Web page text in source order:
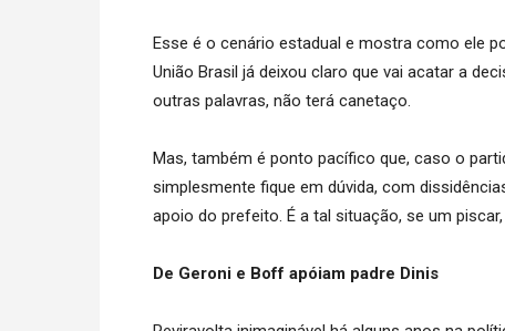
Esse é o cenário estadual e mostra como ele
União Brasil já deixou claro que vai acatar a
outras palavras, não terá canetaço.
Mas, também é ponto pacífico que, caso o
simplesmente fique em dúvida, com
apoio do prefeito. É a tal situação, se um
De Geroni e Boff apóiam padre Dinis